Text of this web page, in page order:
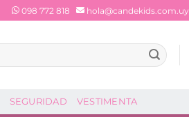
098 772 818 hola@candekids.com.uy
SEGURIDAD VESTIMENTA